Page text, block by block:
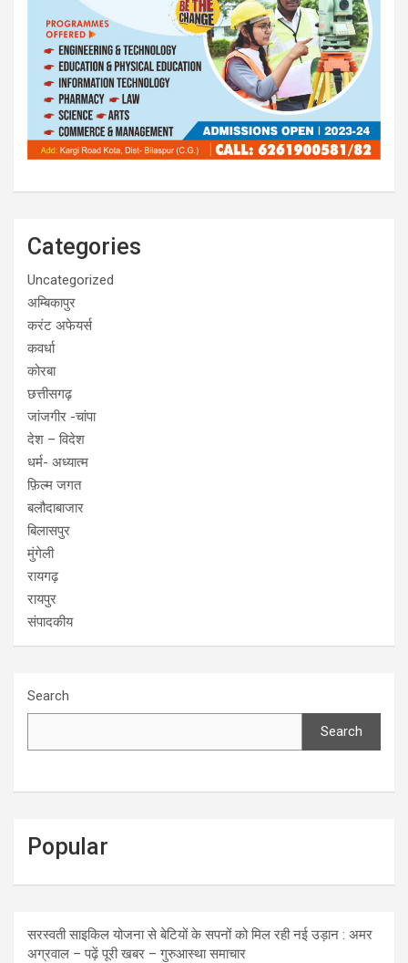
Categories
Uncategorized
अम्बिकापुर
करंट अफेयर्स
कवर्धा
कोरबा
छत्तीसगढ़
जांजगीर -चांपा
देश – विदेश
धर्म- अध्यात्म
फ़िल्म जगत
बलौदाबाजार
बिलासपुर
मुंगेली
रायगढ़
रायपुर
संपादकीय
Search
Search
Popular
सरस्वती साइकिल योजना से बेटियों के सपनों को मिल रही नई उड़ान : अमर
अग्रवाल – पढ़ें पूरी खबर – गुरुआस्था समाचार